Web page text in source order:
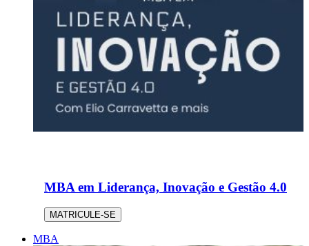
MBA em Liderança, Inovação e Gestão 4.0
MATRICULE-SE
MBA